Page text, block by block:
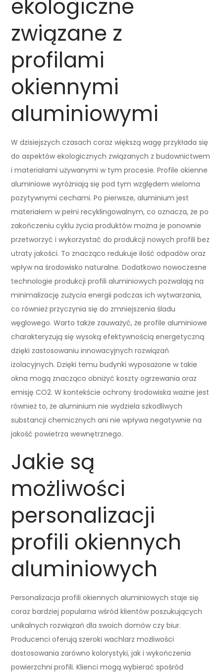
ekologiczne
związane z
profilami
okiennymi
aluminiowymi
W dzisiejszych czasach coraz większą wagę przykłada się
do aspektów ekologicznych związanych z budownictwem
i materiałami używanymi w tym procesie. Profile okienne
aluminiowe wyróżniają się pod tym względem wieloma
pozytywnymi cechami. Po pierwsze, aluminium jest
materiałem w pełni recyklingowalnym, co oznacza, że po
zakończeniu cyklu życia produktów można je ponownie
przetworzyć i wykorzystać do produkcji nowych profili bez
utraty jakości. To znacząco redukuje ilość odpadów oraz
wpływ na środowisko naturalne. Dodatkowo nowoczesne
technologie produkcji profili aluminiowych pozwalają na
minimalizację zużycia energii podczas ich wytwarzania,
co również przyczynia się do zmniejszenia śladu
węglowego. Warto także zauważyć, że profile aluminiowe
charakteryzują się wysoką efektywnością energetyczną
dzięki zastosowaniu innowacyjnych rozwiązań
izolacyjnych. Dzięki temu budynki wyposażone w takie
okna mogą znacząco obniżyć koszty ogrzewania oraz
emisję CO2. W kontekście ochrony środowiska ważne jest
również to, że aluminium nie wydziela szkodliwych
substancji chemicznych ani nie wpływa negatywnie na
jakość powietrza wewnętrznego.
Jakie są
możliwości
personalizacji
profili okiennych
aluminiowych
Personalizacja profili okiennych aluminiowych staje się
coraz bardziej popularna wśród klientów poszukujących
unikalnych rozwiązań dla swoich domów czy biur.
Producenci oferują szeroki wachlarz możliwości
dostosowania zarówno kolorystyki, jak i wykończenia
powierzchni profili. Klienci mogą wybierać spośród